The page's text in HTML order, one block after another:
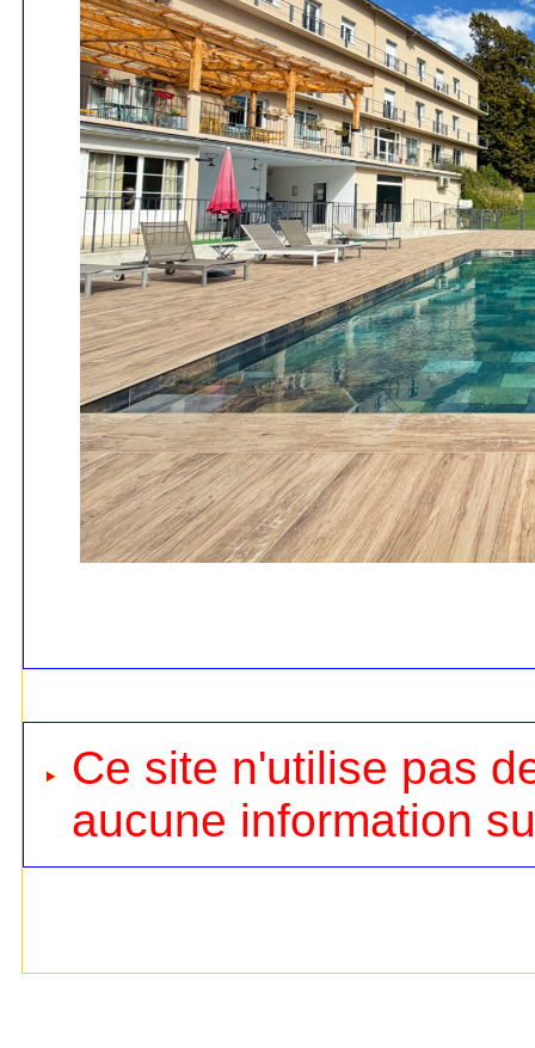
Ce site n'utilise pas
aucune information